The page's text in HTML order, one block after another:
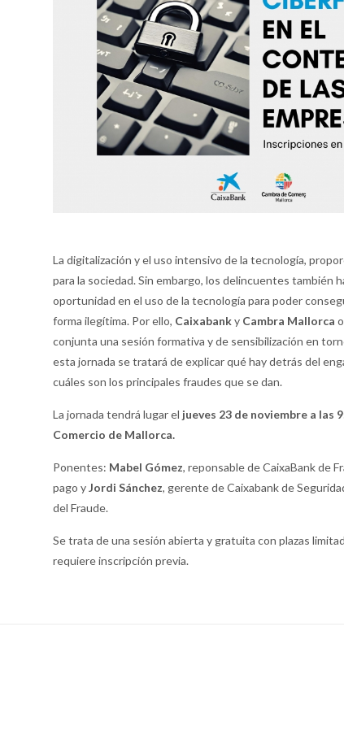
La digitalización y el uso intensivo de la tecnología,
para la sociedad. Sin embargo, los delincuentes también
oportunidad en el uso de la tecnología para poder
forma ilegítima. Por ello, Caixabanky Cambra Mallorca
conjunta una sesión formativa y de sensibilización en
esta jornada se tratará de explicar qué hay detrás del
cuáles son los principales fraudes que se dan.
La jornada tendrá lugar el jueves 23 de noviembre a las
Comercio de Mallorca.
Ponentes: Mabel Gómez, reponsable de CaixaBank de
pago yJordi Sánchez, gerente de Caixabank de
del Fraude.
Se trata de una sesión abierta y gratuita con plazas
requiere inscripción previa.